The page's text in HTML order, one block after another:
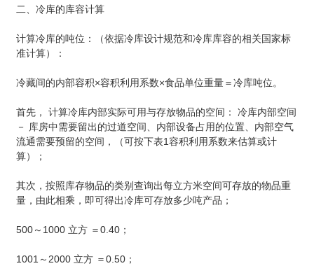
二、冷库的库容计算
计算冷库的吨位：（依据冷库设计规范和冷库库容的相关国家标
准计算）：
冷藏间的内部容积×容积利用系数×食品单位重量＝冷库吨位。
首先， 计算冷库内部实际可用与存放物品的空间： 冷库内部空间
－ 库房中需要留出的过道空间、内部设备占用的位置、内部空气
流通需要预留的空间，（可按下表1容积利用系数来估算或计
算）；
其次，按照库存物品的类别查询出每立方米空间可存放的物品重
量，由此相乘，即可得出冷库可存放多少吨产品；
500～1000 立方 ＝0.40；
1001～2000 立方 ＝0.50；